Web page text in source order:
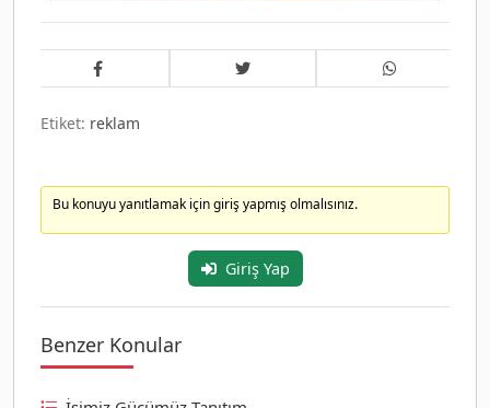
Etiket: reklam
Bu konuyu yanıtlamak için giriş yapmış olmalısınız.
Giriş Yap
Benzer Konular